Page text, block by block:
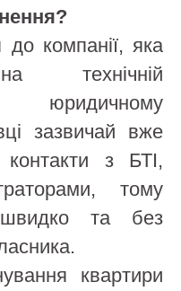
компанії, яка
технічній
юридичному
зазвичай вже
з БТІ,
тому
та без
квартири